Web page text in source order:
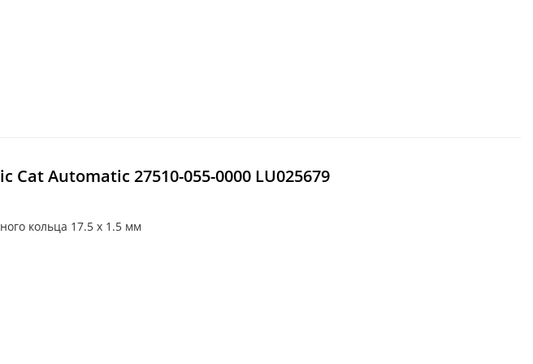
Cat Automatic 27510-055-0000 LU025679
кольца 17.5 x 1.5 мм